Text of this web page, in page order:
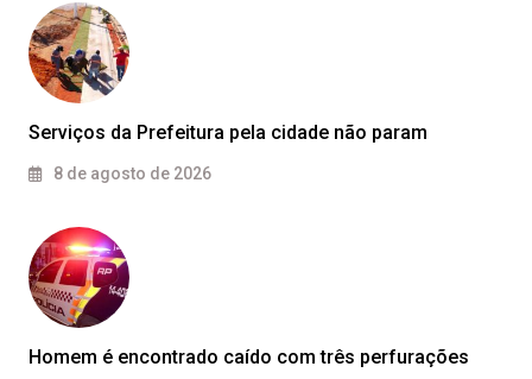
Serviços da Prefeitura pela cidade não param
8 de agosto de 2026
Homem é encontrado caído com três perfurações